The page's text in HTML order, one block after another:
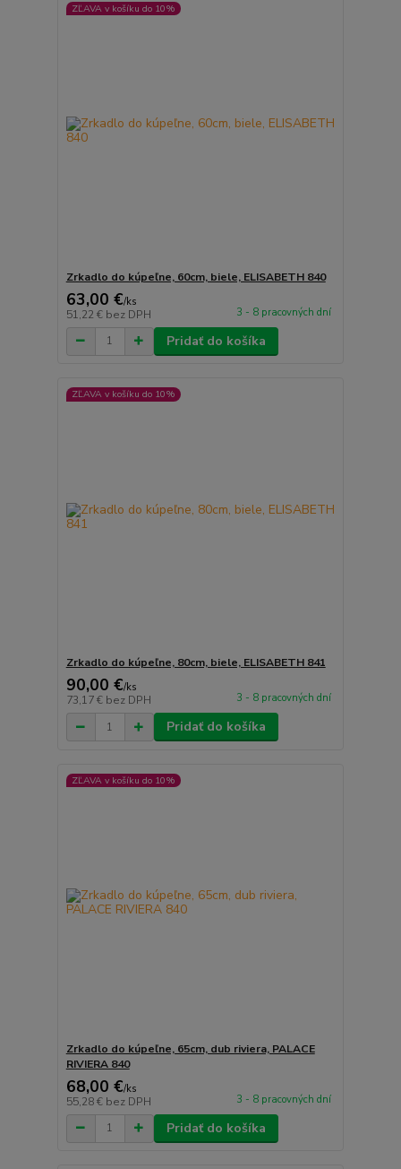
ZĽAVA v košíku do 10%
Zrkadlo do kúpeľne, 60cm, biele, ELISABETH 840
63,00 €/ks
51,22 € bez DPH 3 - 8 pracovných dní
Pridať do košíka
ZĽAVA v košíku do 10%
Zrkadlo do kúpeľne, 80cm, biele, ELISABETH 841
90,00 €/ks
73,17 € bez DPH 3 - 8 pracovných dní
Pridať do košíka
ZĽAVA v košíku do 10%
Zrkadlo do kúpeľne, 65cm, dub riviera, PALACE
RIVIERA 840
68,00 €/ks
55,28 € bez DPH 3 - 8 pracovných dní
Pridať do košíka